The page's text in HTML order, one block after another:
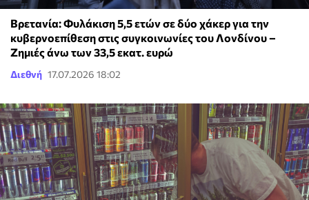
Βρετανία: Φυλάκιση 5,5 ετών σε δύο χάκερ για την
κυβερνοεπίθεση στις συγκοινωνίες του Λονδίνου –
Ζημιές άνω των 33,5 εκατ. ευρώ
Διεθνή 17.07.2026 18:02